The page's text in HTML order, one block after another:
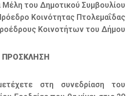
Μέλη του Δημοτικού Συμβουλίου
Κοινότητας Πτολεμαΐδας
Κοινοτήτων του Δήμου
ΠΡΟΣΚΛΗΣΗ
στη συνεδρίαση του